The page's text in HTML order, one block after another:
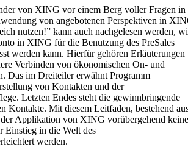
von XING vor einem Berg voller Fragen in
von angebotenen Perspektiven in
nutzen!” kann auch nachgelesen werden,
in XING für die Benutzung des PreSales
werden kann. Hierfür gehören Erläuterungen
Verbinden von ökonomischen On- und
Das im Dreiteiler erwähnt Programm
von Kontakten und der
Letzten Endes steht die gewinnbringende
Kontakte. Mit diesem Leitfaden, bestehend
Applikation von XING vorübergehend keine
Einstieg in die Welt des
werden.